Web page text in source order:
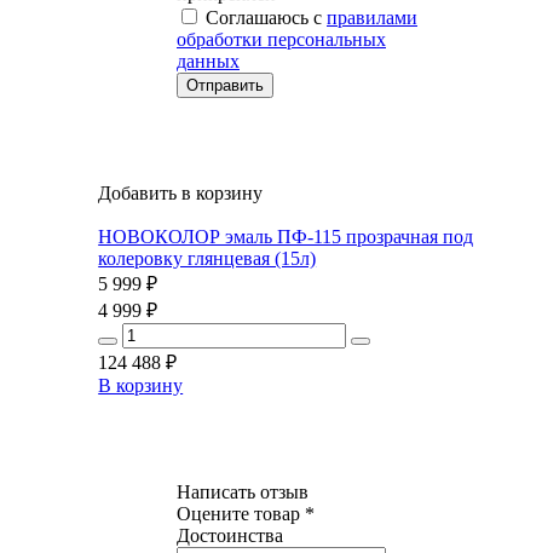
Соглашаюсь с правилами
обработки персональных
данных
Добавить в корзину
НОВОКОЛОР эмаль ПФ-115 прозрачная под
колеровку глянцевая (15л)
5 999 ₽
4 999 ₽
124 488 ₽
В корзину
Написать отзыв
Оцените товар *
Достоинства